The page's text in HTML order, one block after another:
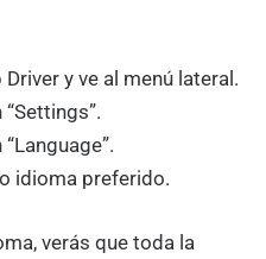
y ve al menú lateral.
idioma preferido.
verás que toda la